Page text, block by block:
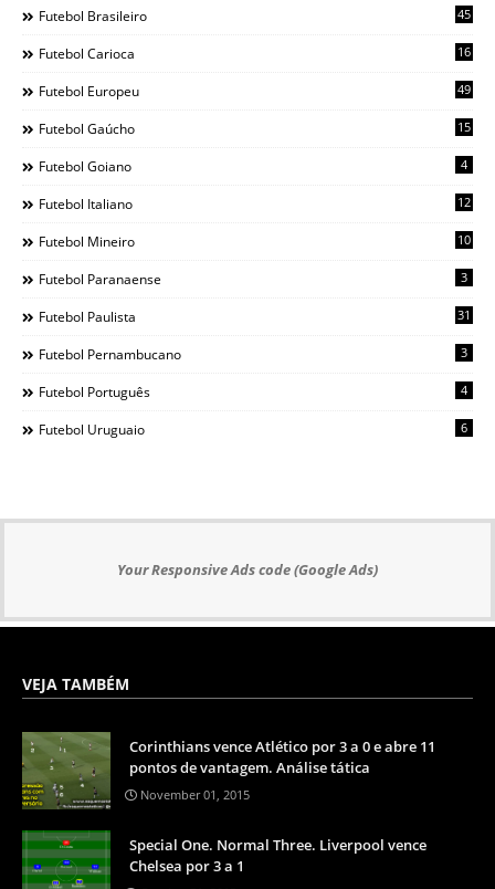
Futebol Brasileiro 45
Futebol Carioca 16
Futebol Europeu 49
Futebol Gaúcho 15
Futebol Goiano 4
Futebol Italiano 12
Futebol Mineiro 10
Futebol Paranaense 3
Futebol Paulista 31
Futebol Pernambucano 3
Futebol Português 4
Futebol Uruguaio 6
Your Responsive Ads code (Google Ads)
VEJA TAMBÉM
Corinthians vence Atlético por 3 a 0 e abre 11
pontos de vantagem. Análise tática
November 01, 2015
Special One. Normal Three. Liverpool vence
Chelsea por 3 a 1